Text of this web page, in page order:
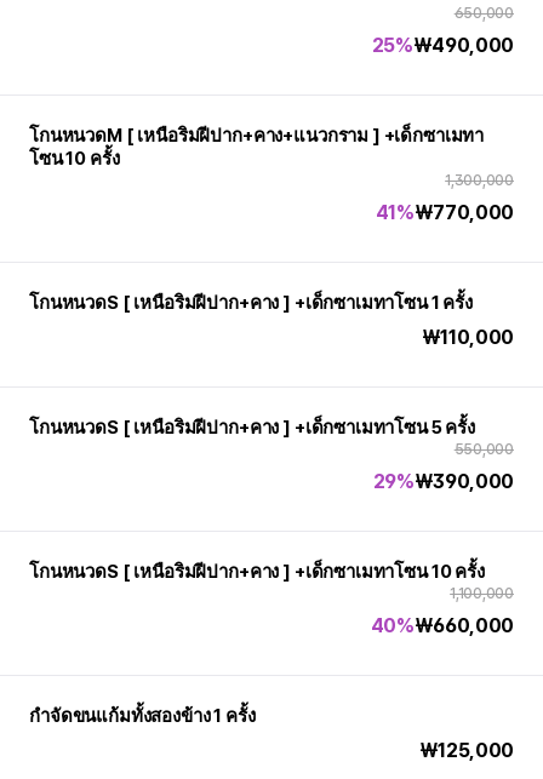
650,000
₩490,000
25%
โกนหนวดM [ เหนือริมฝีปาก+คาง+แนวกราม ] +เด็กซาเมทา
โซน 10 ครั้ง
1,300,000
₩770,000
41%
โกนหนวดS [ เหนือริมฝีปาก+คาง ] +เด็กซาเมทาโซน 1 ครั้ง
₩110,000
โกนหนวดS [ เหนือริมฝีปาก+คาง ] +เด็กซาเมทาโซน 5 ครั้ง
550,000
₩390,000
29%
โกนหนวดS [ เหนือริมฝีปาก+คาง ] +เด็กซาเมทาโซน 10 ครั้ง
1,100,000
₩660,000
40%
กำจัดขนแก้มทั้งสองข้าง 1 ครั้ง
₩125,000